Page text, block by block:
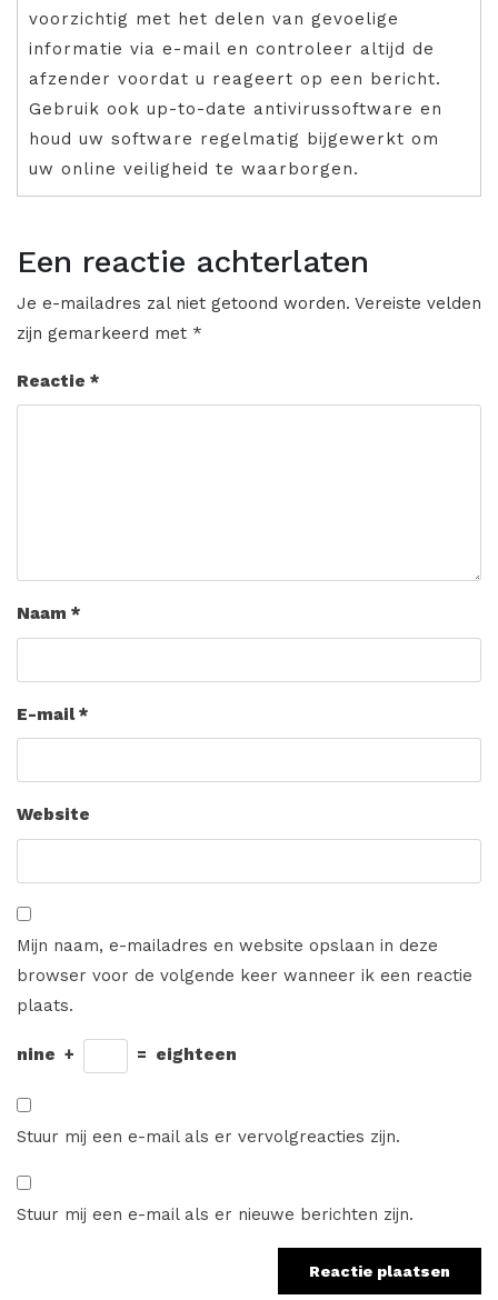
voorzichtig met het delen van gevoelige
informatie via e-mail en controleer altijd de
afzender voordat u reageert op een bericht.
Gebruik ook up-to-date antivirussoftware en
houd uw software regelmatig bijgewerkt om
uw online veiligheid te waarborgen.
Een reactie achterlaten
Je e-mailadres zal niet getoond worden. Vereiste velden
zijn gemarkeerd met *
Reactie *
Naam *
E-mail*
Website
Mijn naam, e-mailadres en website opslaan in deze
browser voor de volgende keer wanneer ik een reactie
plaats.
nine + = eighteen
Stuur mij een e-mail als er vervolgreacties zijn.
Stuur mij een e-mail als er nieuwe berichten zijn.